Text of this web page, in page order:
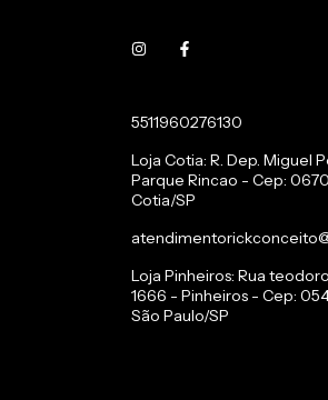
5511960276130
Loja Cotia: R. Dep. Miguel
Parque Rincao - Cep:
Cotia/SP
Loja Pinheiros: Rua
1666 - Pinheiros - Cep:
São Paulo/SP